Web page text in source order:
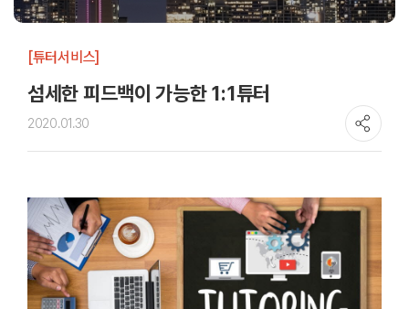
[튜터서비스]
섬세한 피드백이 가능한 1:1튜터
2020.01.30